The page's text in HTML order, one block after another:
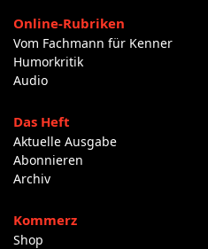
Online-Rubriken
Vom Fachmann für Kenner
Humorkritik
Audio
Das Heft
Aktuelle Ausgabe
Abonnieren
Archiv
Kommerz
Shop